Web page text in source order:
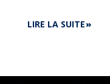
LIRE LA SUITEDE